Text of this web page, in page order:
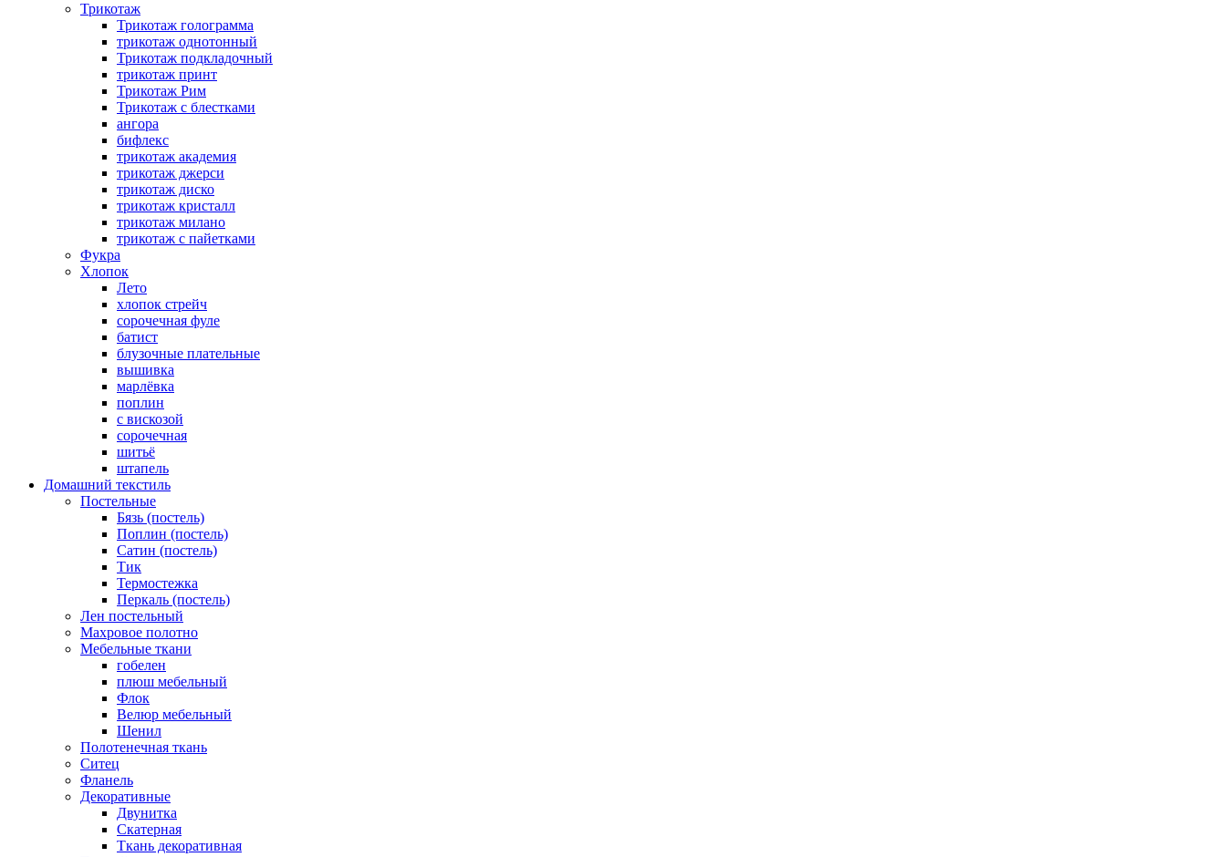
Трикотаж
Трикотаж голограмма
трикотаж однотонный
Трикотаж подкладочный
трикотаж принт
Трикотаж Рим
Трикотаж с блестками
ангора
бифлекс
трикотаж академия
трикотаж джерси
трикотаж диско
трикотаж кристалл
трикотаж милано
трикотаж с пайетками
Фукра
Хлопок
Лето
хлопок стрейч
cорочечная фуле
батист
блузочные плательные
вышивка
марлёвка
поплин
с вискозой
сорочечная
шитьё
штапель
Домашний текстиль
Постельные
Бязь (постель)
Поплин (постель)
Сатин (постель)
Тик
Термостежка
Перкаль (постель)
Лен постельный
Махровое полотно
Мебельные ткани
гобелен
плюш мебельный
Флок
Велюр мебельный
Шенил
Полотенечная ткань
Ситец
Фланель
Декоративные
Двунитка
Скатерная
Ткань декоративная